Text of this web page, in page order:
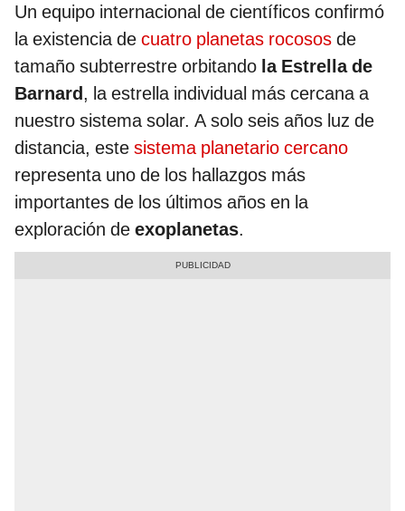
Un equipo internacional de científicos confirmó
la existencia de cuatro planetas rocosos de
tamaño subterrestre orbitando la Estrella de
Barnard, la estrella individual más cercana a
nuestro sistema solar. A solo seis años luz de
distancia, este sistema planetario cercano
representa uno de los hallazgos más
importantes de los últimos años en la
exploración de exoplanetas.